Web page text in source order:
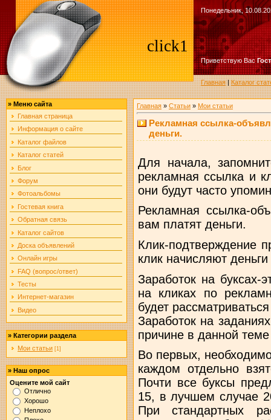
click1
Понедельник,
Приветствую Вас
Главная|Каталог
» Меню сайта
Главная страница
Информация о сайте
Каталог файлов
Каталог статей
Блог
Форум
Фотоальбомы
Гостевая книга
Обратная связь
Каталог сайтов
Доска объявлений
Онлайн игры
FAQ (вопрос/ответ)
Тесты
Интернет-магазин
Видео
» Категории раздела
Мои статьи [1]
» Наш опрос
Оцените мой сайт
Отлично
Хорошо
Неплохо
Главная» Статьи» Мои статьи
Рекламная ссылка-
деньги.
Для начала,
рекламная ссылка и
они будут часто
Рекламная ссылка-
вам платят деньги.
Клик-подтверждение
клик начисляют
Заработок на буксах-
на кликах по
будет
Заработок на
причине в данной
Во первых, необходимо
каждом отдельно
Почти все буксы
15, в лучшем случае
При стандартных